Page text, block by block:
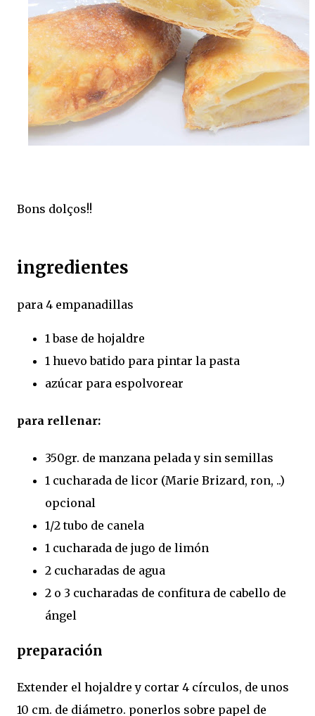
Bons dolços!!
ingredientes
para 4 empanadillas
1 base de hojaldre
1 huevo batido para pintar la pasta
azúcar para espolvorear
para rellenar:
350gr. de manzana pelada y sin semillas
1 cucharada de licor (Marie Brizard, ron, ..)
opcional
1/2 tubo de canela
1 cucharada de jugo de limón
2 cucharadas de agua
2 o 3 cucharadas de confitura de cabello de
ángel
preparación
Extender el hojaldre y cortar 4 círculos, de unos
10 cm. de diámetro. ponerlos sobre papel de